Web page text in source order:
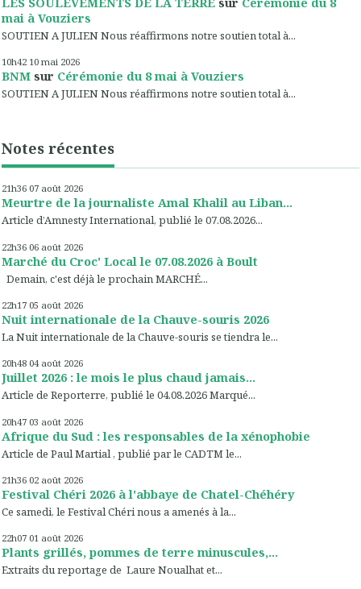
mai à Vouziers
SOUTIEN A JULIEN Nous réaffirmons notre soutien total à...
10h42 10 mai 2026
BNM sur Cérémonie du 8 mai à Vouziers
SOUTIEN A JULIEN Nous réaffirmons notre soutien total à...
Notes récentes
21h36 07 août 2026
Meurtre de la journaliste Amal Khalil au Liban...
Article d’Amnesty International, publié le 07.08.2026...
22h36 06 août 2026
Marché du Croc' Local le 07.08.2026 à Boult
Demain, c'est déjà le prochain MARCHÉ...
22h17 05 août 2026
Nuit internationale de la Chauve-souris 2026
La Nuit internationale de la Chauve-souris se tiendra le...
20h48 04 août 2026
Juillet 2026 : le mois le plus chaud jamais...
Article de Reporterre, publié le 04.08.2026 Marqué...
20h47 03 août 2026
Afrique du Sud : les responsables de la xénophobie
Article de Paul Martial , publié par le CADTM le...
21h36 02 août 2026
Festival Chéri 2026 à l'abbaye de Chatel-Chéhéry
Ce samedi, le Festival Chéri nous a amenés à la...
22h07 01 août 2026
Plants grillés, pommes de terre minuscules,...
Extraits du reportage de Laure Noualhat et...